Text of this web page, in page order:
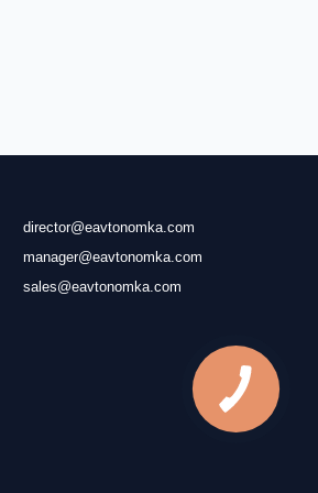
director@eavtonomka.com
manager@eavtonomka.com
sales@eavtonomka.com